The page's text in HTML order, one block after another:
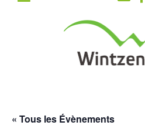
« Tous les Évènements